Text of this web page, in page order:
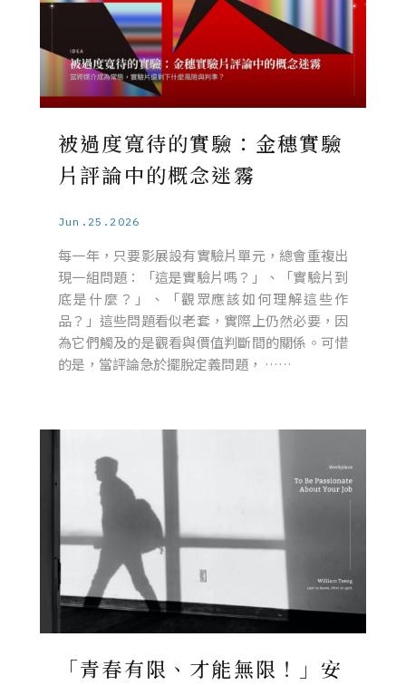
被過度寬待的實驗：金穗實驗
片評論中的概念迷霧
Jun.25.2026
每一年，只要影展設有實驗片單元，總會重複出
現一組問題：「這是實驗片嗎？」、「實驗片到
底是什麼？」、「觀眾應該如何理解這些作
品？」這些問題看似老套，實際上仍然必要，因
為它們觸及的是觀看與價值判斷間的關係。可惜
的是，當評論急於擺脫定義問題， ……
「青春有限、才能無限！」安